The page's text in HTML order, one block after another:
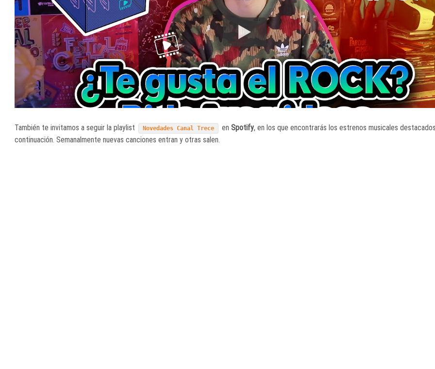
También te invitamos a seguir la playlist Novedades Canal Trece enSpotify, en los que encontrarás los estrenos musicales
continuación. Semanalmente nuevas canciones entran y otras salen.